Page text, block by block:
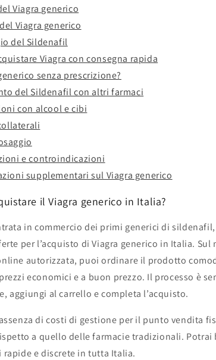
Viagra generico
Viagra generico
del Sildenafil
Viagra con consegna rapida
senza prescrizione?
del Sildenafil con altri farmaci
con alcool e cibi
e controindicazioni
supplementari sul Viagra generico
il Viagra generico in Italia?
in commercio dei primi generici di
per l’acquisto di Viagra generico in Italia. Sul
autorizzata, puoi ordinare il prodotto
economici e a buon prezzo. Il processo è
aggiungi al carrello e completa l’acquisto.
di costi di gestione per il punto vendita
a quello delle farmacie tradizionali. Potrai
rapide e discrete in tutta Italia.